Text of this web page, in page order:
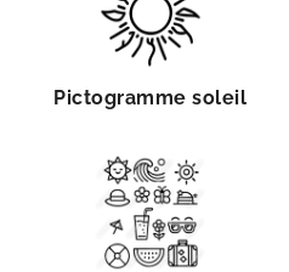
Pictogramme soleil